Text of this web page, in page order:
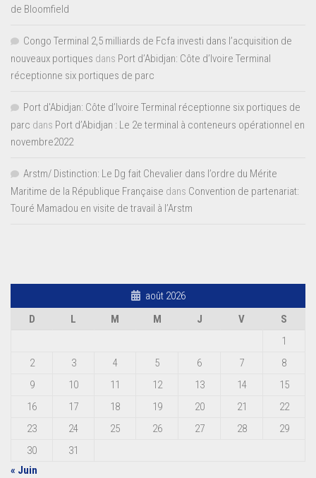
de Bloomfield
Congo Terminal 2,5 milliards de Fcfa investi dans l’acquisition de
nouveaux portiques dans Port d’Abidjan: Côte d’Ivoire Terminal
réceptionne six portiques de parc
Port d'Abidjan: Côte d’Ivoire Terminal réceptionne six portiques de
parc dans Port d’Abidjan : Le 2e terminal à conteneurs opérationnel en
novembre2022
Arstm/ Distinction: Le Dg fait Chevalier dans l’ordre du Mérite
Maritime de la République Française dans Convention de partenariat:
Touré Mamadou en visite de travail à l’Arstm
août 2026
D
L M M J V
S
1
2
3 4 5 6 7
8
9
10 11 12 13 14
15
16
17 18 19 20 21
22
23
24 25 26 27 28
29
30
31
« Juin